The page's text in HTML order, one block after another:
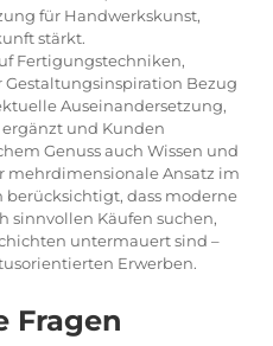
für Handwerkskunst,
stärkt.
Fertigungstechniken,
Bezug
Auseinandersetzung,
und Kunden
Genuss auch Wissen und
mehrdimensionale Ansatz im
dass moderne
sinnvollen Käufen suchen,
untermauert sind –
Erwerben.
Fragen